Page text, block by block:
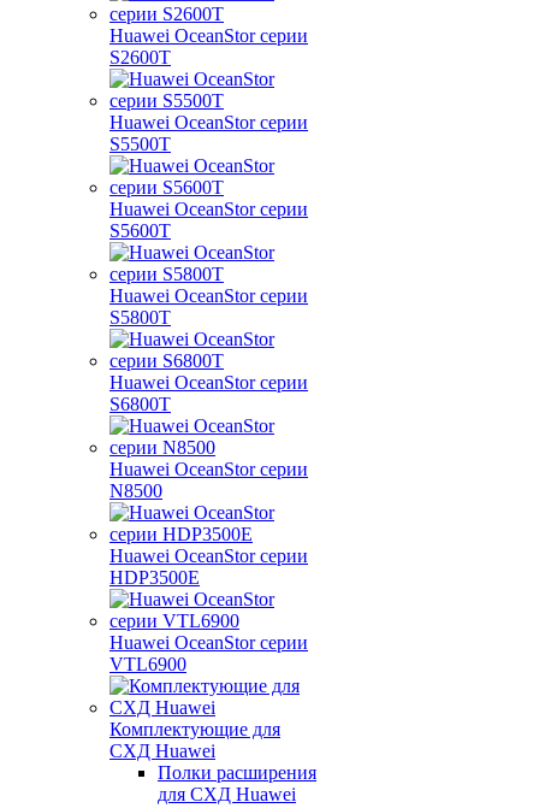
Huawei OceanStor серии
S2600T
Huawei OceanStor серии
S5500T
Huawei OceanStor серии
S5600T
Huawei OceanStor серии
S5800T
Huawei OceanStor серии
S6800T
Huawei OceanStor серии
N8500
Huawei OceanStor серии
HDP3500E
Huawei OceanStor серии
VTL6900
Комплектующие для
СХД Huawei
Полки расширения
для СХД Huawei